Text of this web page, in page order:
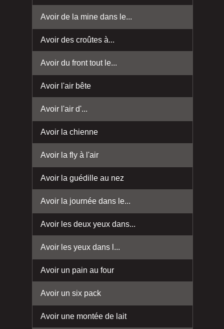
Avoir de la mine dans le...
Avoir des croûtes à...
Avoir du front tout le...
Avoir l'air bête
Avoir l'air d'...
Avoir la chienne
Avoir la fly à l'air
Avoir la guédille au nez
Avoir la journée dans le...
Avoir les deux yeux dans...
Avoir les yeux dans l...
Avoir un pain au four
Avoir un six pack
Avoir une montée de lait